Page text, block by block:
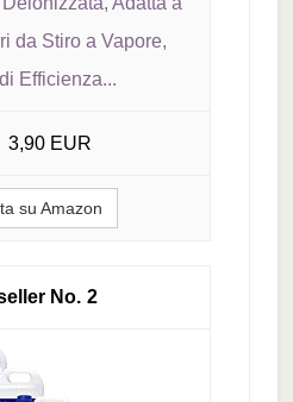
da Stiro a Vapore,
Efficienza...
3,90 EUR
su Amazon
2